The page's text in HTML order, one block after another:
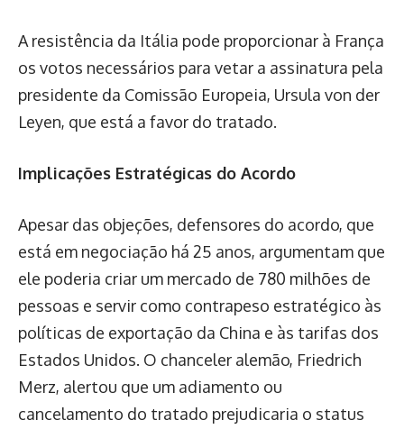
A resistência da Itália pode proporcionar à França
os votos necessários para vetar a assinatura pela
presidente da Comissão Europeia, Ursula von der
Leyen, que está a favor do tratado.
Implicações Estratégicas do Acordo
Apesar das objeções, defensores do acordo, que
está em negociação há 25 anos, argumentam que
ele poderia criar um mercado de 780 milhões de
pessoas e servir como contrapeso estratégico às
políticas de exportação da China e às tarifas dos
Estados Unidos. O chanceler alemão, Friedrich
Merz, alertou que um adiamento ou
cancelamento do tratado prejudicaria o status